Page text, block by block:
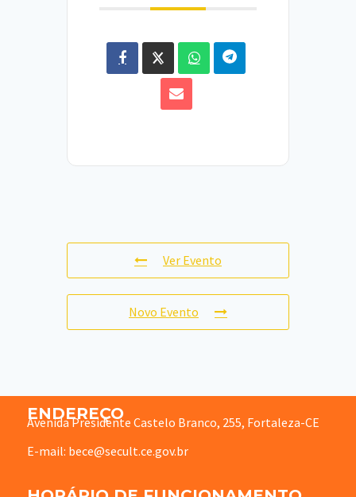
Ver Evento
Novo Evento
ENDEREÇO
Avenida Presidente Castelo Branco, 255, Fortaleza-CE
E-mail: bece@secult.ce.gov.br